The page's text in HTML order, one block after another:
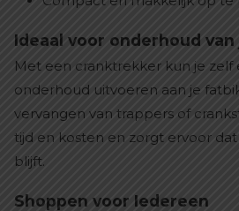
Ideaal voor onderhoud
Met een cranktrekker kun je zelf
onderhoud uitvoeren aan je
vervangen van trappers of
tijd en kosten en zorgt ervoor
blijft.
Shoppen voor Iedereen